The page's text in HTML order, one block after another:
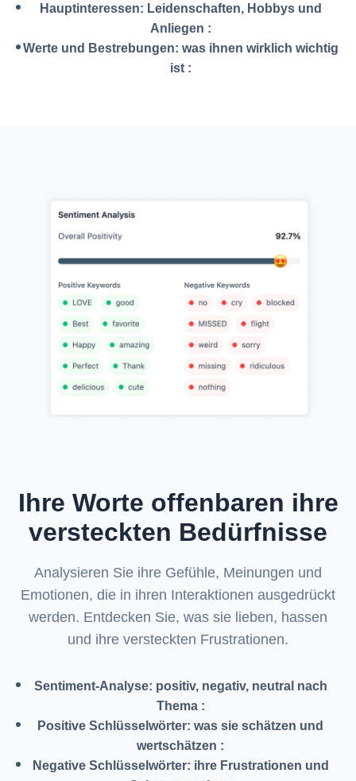
Hauptinteressen: Leidenschaften, Hobbys und
Anliegen :
Werte und Bestrebungen: was ihnen wirklich wichtig
ist:
Ihre Worte offenbaren ihre
versteckten Bedürfnisse
Analysieren Sie ihre Gefühle, Meinungen und
Emotionen, die in ihren Interaktionen ausgedrückt
werden. Entdecken Sie, was sie lieben, hassen
und ihre versteckten Frustrationen.
Sentiment-Analyse: positiv, negativ, neutral nach
Thema:
Positive Schlüsselwörter: was sie schätzen und
wertschätzen :
Negative Schlüsselwörter: ihre Frustrationen und